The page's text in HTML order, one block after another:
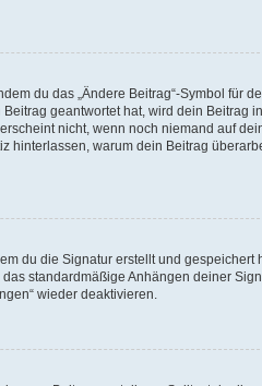
du das „Ändere Beitrag“-Symbol für
geantwortet hat, wird dein Beitrag
nicht, wenn noch niemand auf
hinterlassen, warum dein Beitrag
du die Signatur erstellt und gespeichert
standardmäßige Anhängen deiner
wieder deaktivieren.